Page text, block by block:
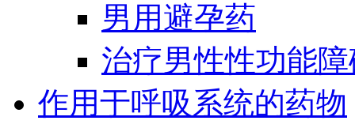
男用避孕药
治疗男性性功能
作用于呼吸系统的药物